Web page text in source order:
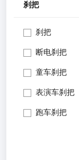
刹把
刹把
断电刹把
童车刹把
表演车刹把
跑车刹把